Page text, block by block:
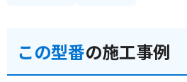
この型番の施工事例